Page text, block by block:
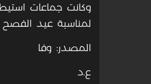
وكانت جماعات
لمناسبة عيد الفصح
المصدر: وفا
ع.د